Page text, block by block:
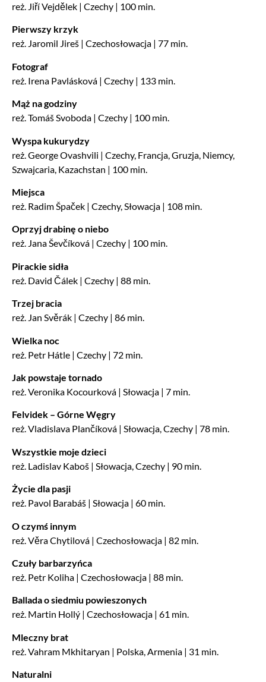
reż. Jiří Vejdělek | Czechy | 100 min.
Pierwszy krzyk
reż. Jaromil Jireš | Czechosłowacja | 77 min.
Fotograf
reż. Irena Pavlásková | Czechy | 133 min.
Mąż na godziny
reż. Tomáš Svoboda | Czechy | 100 min.
Wyspa kukurydzy
reż. George Ovashvili | Czechy, Francja, Gruzja, Niemcy,
Szwajcaria, Kazachstan | 100 min.
Miejsca
reż. Radim Špaček | Czechy, Słowacja | 108 min.
Oprzyj drabinę o niebo
reż. Jana Ševčíková | Czechy | 100 min.
Pirackie sidła
reż. David Čálek | Czechy | 88 min.
Trzej bracia
reż. Jan Svěrák | Czechy | 86 min.
Wielka noc
reż. Petr Hátle | Czechy | 72 min.
Jak powstaje tornado
reż. Veronika Kocourková | Słowacja | 7 min.
Felvidek – Górne Węgry
reż. Vladislava Plančíková | Słowacja, Czechy | 78 min.
Wszystkie moje dzieci
reż. Ladislav Kaboš | Słowacja, Czechy | 90 min.
Życie dla pasji
reż. Pavol Barabáš | Słowacja | 60 min.
O czymś innym
reż. Věra Chytilová | Czechosłowacja | 82 min.
Czuły barbarzyńca
reż. Petr Koliha | Czechosłowacja | 88 min.
Ballada o siedmiu powieszonych
reż. Martin Hollý | Czechosłowacja | 61 min.
Mleczny brat
reż. Vahram Mkhitaryan | Polska, Armenia | 31 min.
Naturalni